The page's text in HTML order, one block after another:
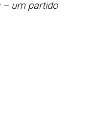
– um partido